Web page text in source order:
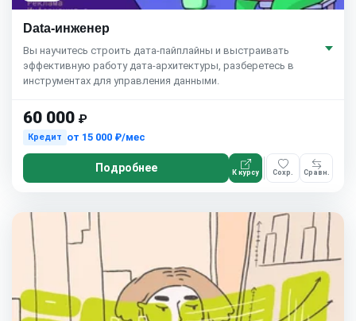
Data-инженер
Вы научитесь строить дата-пайплайны и выстраивать
эффективную работу дата-архитектуры, разберетесь в
инструментах для управления данными.
60 000 ₽
Кредит от 15 000 ₽/мес
Подробнее К курсу Сохр. Сравн.